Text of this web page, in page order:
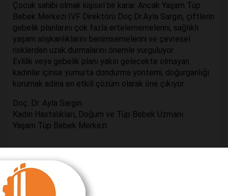
Çocuk sahibi olmak kişisel bir karar. Ancak Yaşam Tüp
Bebek Merkezi IVF Direktörü Doç.Dr.Ayla Sargın, çiftlerin
gebelik planlarını çok fazla ertelememelerini, sağlıklı
yaşam alışkanlıklarını benimsemelerini ve çevresel
risklerden uzak durmalarını önemle vurguluyor.
Evlilik veya gebelik planı yakın gelecekte olmayan
kadınlar içinse yumurta dondurma yöntemi, doğurganlığı
korumak adına en etkili çözüm olarak öne çıkıyor.
Doç. Dr. Ayla Sargın
Kadın Hastalıkları, Doğum ve Tüp Bebek Uzmanı
Yaşam Tüp Bebek Merkezi
Sorumlu Yazı İşleri Müdürü
AHMET DÖKDÖK